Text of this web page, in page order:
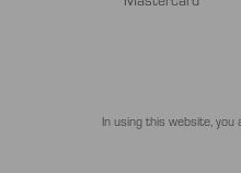
In using this website,